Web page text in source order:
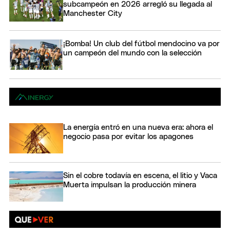
subcampeón en 2026 arregló su llegada al
Manchester City
¡Bomba! Un club del fútbol mendocino va por
un campeón del mundo con la selección
La energía entró en una nueva era: ahora el
negocio pasa por evitar los apagones
Sin el cobre todavía en escena, el litio y Vaca
Muerta impulsan la producción minera